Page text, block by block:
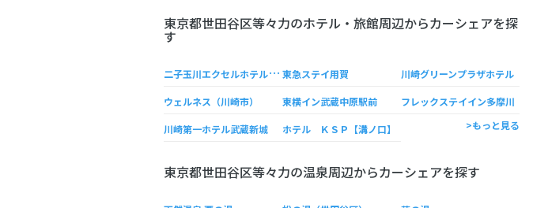
東京都世田谷区等々力のホテル・旅館周辺からカーシェアを探
す
二
子玉川エクセルホテル東急 東急ステイ用賀 川崎グリーンプラザホテル
ウェルネス（川崎市） 東横イン武蔵中原駅前 フレックステイイン多摩川
川崎第一ホテル武蔵新城 ホテル ＫＳＰ【溝ノ口】 >もっと見る
東京都世田谷区等々力の温泉周辺からカーシェアを探す